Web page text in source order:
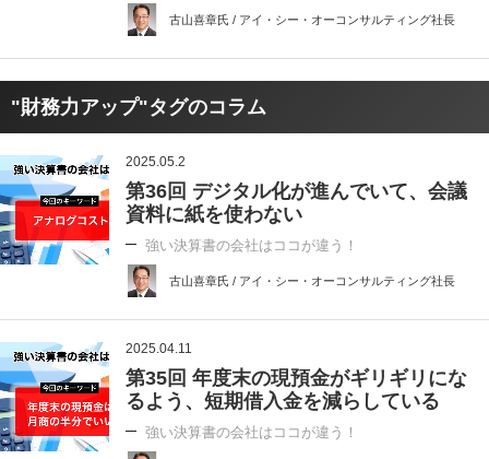
古山喜章氏 / アイ・シー・オーコンサルティング社長
"財務力アップ"タグのコラム
2025.05.2
第36回 デジタル化が進んでいて、会議
資料に紙を使わない
強い決算書の会社はココが違う！
古山喜章氏 / アイ・シー・オーコンサルティング社長
2025.04.11
第35回 年度末の現預金がギリギリにな
るよう、短期借入金を減らしている
強い決算書の会社はココが違う！